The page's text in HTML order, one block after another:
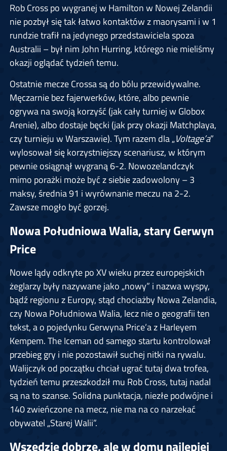
Rob Cross po wygranej w Hamilton w Nowej Zelandii
nie pozbył się tak łatwo kontaktów z maorysami i w 1
rundzie trafił na jedynego przedstawiciela spoza
Australii – był nim John Hurring, którego nie mieliśmy
okazji oglądać tydzień temu.
Ostatnie mecze Crossa są do bólu przewidywalne.
Męczarnie bez fajerwerków, które, albo pewnie
ogrywa na swoją korzyść (jak cały turniej w Globox
Arenie), albo dostaje bęcki (jak przy okazji Matchplaya,
czy turnieju w Warszawie). Tym razem dla „Voltage’a”
wylosował się korzystniejszy scenariusz, w którym
pewnie osiągnął wygraną 6-2. Nowozelandczyk
mimo porażki może być z siebie zadowolony – 3
maksy, średnia 91 i wyrównanie meczu na 2-2.
Zawsze mogło być gorzej.
Nowa Południowa Walia, stary Gerwyn
Price
Nowe lądy odkryte po XV wieku przez europejskich
żeglarzy były nazywane jako „nowy” i nazwa wyspy,
bądź regionu z Europy, stąd chociażby Nowa Zelandia,
czy Nowa Południowa Walia, lecz nie o geografii ten
tekst, a o pojedynku Gerwyna Price’a z Harleyem
Kempem. The Iceman od samego startu kontrolował
przebieg gry i nie pozostawił suchej nitki na rywalu.
Walijczyk od początku chciał ugrać tutaj dwa trofea,
tydzień temu przeszkodził mu Rob Cross, tutaj nadal
są na to szanse. Solidna punktacja, niezłe podwójne i
140 zwieńczone na mecz, nie ma na co narzekać
obywatel „Starej Walii”.
Wszędzie dobrze, ale w domu najlepiej